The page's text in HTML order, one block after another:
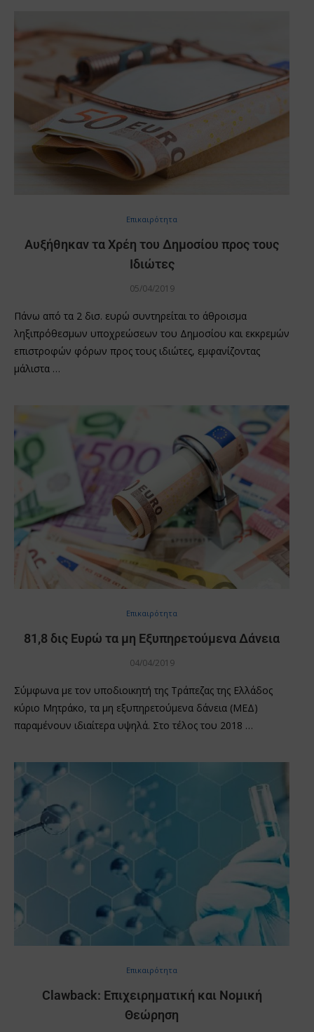
Επικαιρότητα
Αυξήθηκαν τα Χρέη του Δημοσίου προς τους
Ιδιώτες
05/04/2019
Πάνω από τα 2 δισ. ευρώ συντηρείται το άθροισμα
ληξιπρόθεσμων υποχρεώσεων του Δημοσίου και εκκρεμών
επιστροφών φόρων προς τους ιδιώτες, εμφανίζοντας
μάλιστα …
Επικαιρότητα
81,8 δις Ευρώ τα μη Εξυπηρετούμενα Δάνεια
04/04/2019
Σύμφωνα με τον υποδιοικητή της Τράπεζας της Ελλάδος
κύριο Μητράκο, τα μη εξυπηρετούμενα δάνεια (ΜΕΔ)
παραμένουν ιδιαίτερα υψηλά. Στο τέλος του 2018 …
Επικαιρότητα
Clawback: Επιχειρηματική και Νομική
Θεώρηση